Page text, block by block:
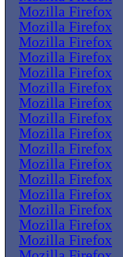
Mozilla Firefox
Mozilla Firefox
Mozilla Firefox
Mozilla Firefox
Mozilla Firefox
Mozilla Firefox
Mozilla Firefox
Mozilla Firefox
Mozilla Firefox
Mozilla Firefox
Mozilla Firefox
Mozilla Firefox
Mozilla Firefox
Mozilla Firefox
Mozilla Firefox
Mozilla Firefox